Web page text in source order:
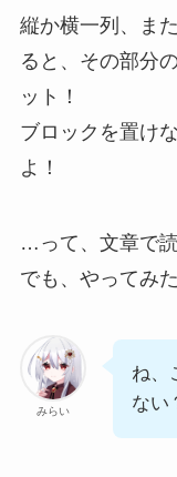
縦か横一列、ま
ると、その部分
ット！
ブロックを置け
よ！
…って、文章で
でも、やってみ
みらい
ね、
ない